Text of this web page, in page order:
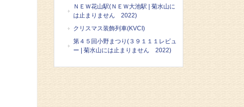
ＮＥＷ花山駅(ＮＥＷ大池駅 | 菊水山に
は止まりません 2022)
クリスマス装飾列車(KVCI)
第４５回小野まつり(３９１１１レビュ
ー | 菊水山には止まりません 2022)